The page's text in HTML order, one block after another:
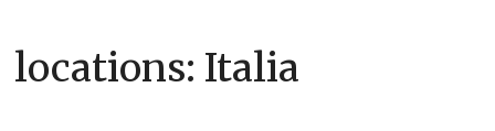
Dónde estamos
locations: Italia